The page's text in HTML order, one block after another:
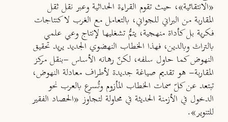
«الانتقائية»، حيث تقوم القراءة الحداثية وعبر نقل ثقل
المقاربة من البراني للجواني، بالتعامل مع الغرب لا كنتاجات
فكرية بل كأداة منهجية، يتمُّ تشغليها لإنتاج وعي علمي
بالتراث وبالدين، فهذا الخطاب النهضوي الجديد يريد تحقيق
النهوض كما حاول سلفه، لكنّ رهانه الأساس -بنقل مركز
المقاربة- هو تقديم صياغة جديدة لأطراف معادلة النهوض،
تبتعد عن كلّ سمات الخطاب المأزوم وتُسرِع بالعرب نحو
الدخول في الأزمنة الحديثة في محاولة لتجاوز «الحصاد الفقير
للتنوير».